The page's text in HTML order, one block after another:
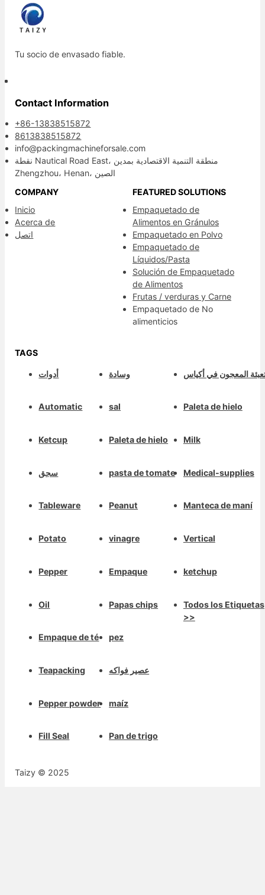
Tu socio de envasado fiable.
Contact Information
+86-13838515872
8613838515872
info@packingmachineforsale.com
نقطة Nautical Road East، منطقة التنمية الاقتصادية بمدين
Zhengzhou، Henan، الصين
COMPANY
Inicio
Acerca de
اتصل
FEATURED SOLUTIONS
Empaquetado de
Alimentos en Gránulos
Empaquetado en Polvo
Empaquetado de
Líquidos/Pasta
Solución de Empaquetado
de Alimentos
Frutas / verduras y Carne
Empaquetado de No
alimenticios
TAGS
أدوات
Automatic
Ketcup
سجق
Tableware
Potato
Pepper
Oil
Empaque de té
Teapacking
Pepper powder
Fill Seal
وسادة
sal
Paleta de hielo
pasta de tomate
Peanut
vinagre
Empaque
Papas chips
pez
عصير فواكه
maíz
Pan de trigo
المعجون في أكياس
Paleta de hielo
Milk
Medical-supplies
Manteca de maní
Vertical
ketchup
Todos los Etiquetas
>>
Taizy © 2025